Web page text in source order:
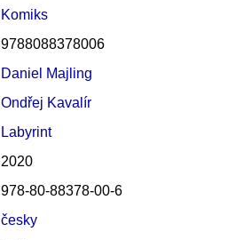
Komiks
9788088378006
Daniel Majling
Ondřej Kavalír
Labyrint
2020
978-80-88378-00-6
česky